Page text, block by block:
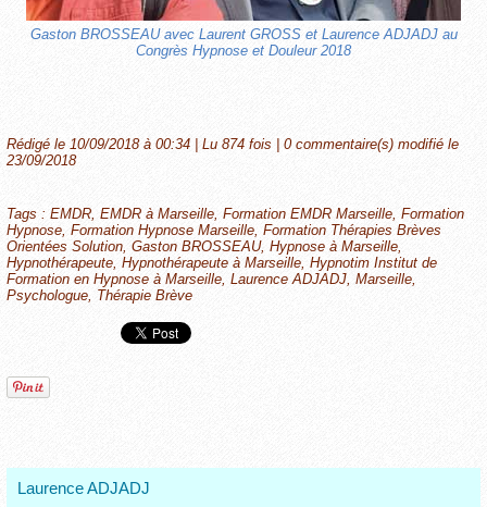
Gaston BROSSEAU avec Laurent GROSS et Laurence ADJADJ au
Congrès Hypnose et Douleur 2018
Rédigé le 10/09/2018 à 00:34 | Lu 874 fois | 0commentaire(s) modifié le
23/09/2018
Tags : EMDR, EMDR à Marseille, Formation EMDR Marseille, Formation
Hypnose, Formation Hypnose Marseille, Formation Thérapies Brèves
Orientées Solution, Gaston BROSSEAU, Hypnose à Marseille,
Hypnothérapeute, Hypnothérapeute à Marseille, Hypnotim Institut de
Formation en Hypnose à Marseille, Laurence ADJADJ, Marseille,
Psychologue, Thérapie Brève
Laurence ADJADJ